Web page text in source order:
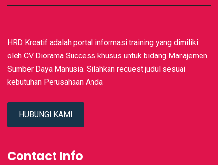
HRD Kreatif adalah portal informasi training yang dimiliki
oleh CV Diorama Success khusus untuk bidang Manajemen
Sumber Daya Manusia. Silahkan request judul sesuai
kebutuhan Perusahaan Anda
HUBUNGI KAMI
Contact Info